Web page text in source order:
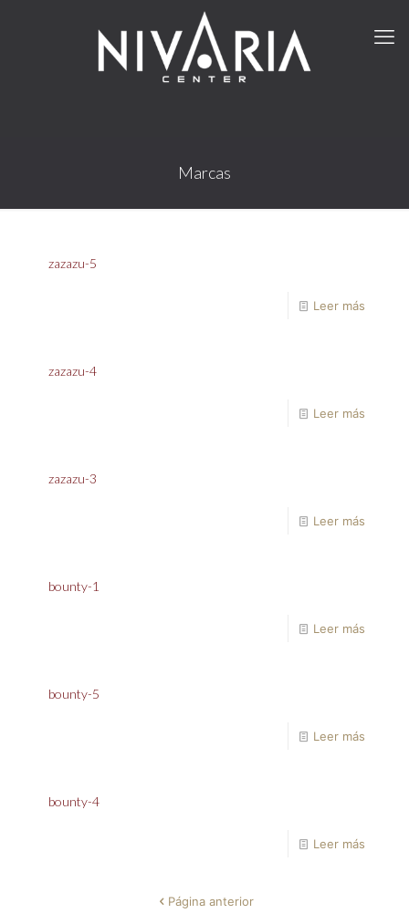
Marcas
zazazu-5
Leer más
zazazu-4
Leer más
zazazu-3
Leer más
bounty-1
Leer más
bounty-5
Leer más
bounty-4
Leer más
Página anterior